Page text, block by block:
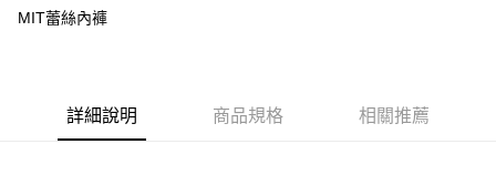
悠遊付
貨到付款
MIT蕾絲內褲
詳細說明 商品規格 相關推薦